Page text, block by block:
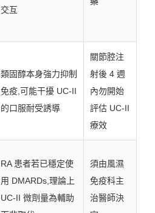
交互
類固醇本身強力抑制
免疫,可能干擾 UC-II
的口服耐受誘導
關節腔注
射後 4 週
內勿開始
評估 UC-II
療效
RA 患者若已穩定使
用 DMARDs,理論上
UC-II 微劑量為輔助
須由風濕
免疫科主
治醫師決